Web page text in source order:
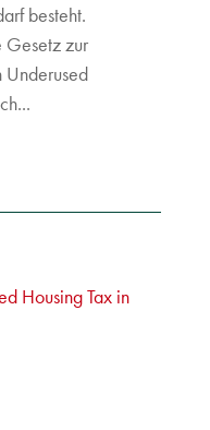
besteht.
Gesetz zur
Underused